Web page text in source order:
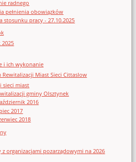
radnego
pełnienia obowiązków
stosunku pracy - 27.10.2025
2025
i ich wykonanie
Miast Sieci Cittaslow
sieci miast
gminy Olsztynek
2016
2017
2018
z organizacjami pozarządowymi na 2026